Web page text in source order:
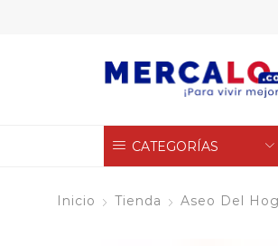
CATEGORÍAS
Inicio Tienda Aseo Del